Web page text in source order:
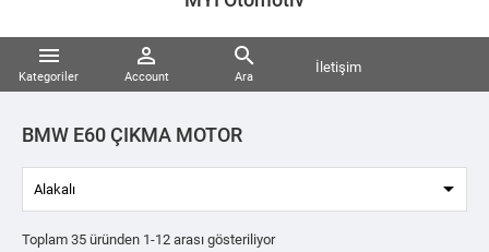

Kategoriler

Account

Ara
İletişim
BMW E60 ÇIKMA MOTOR
Alakalı 
Toplam 35 üründen 1-12 arası gösteriliyor